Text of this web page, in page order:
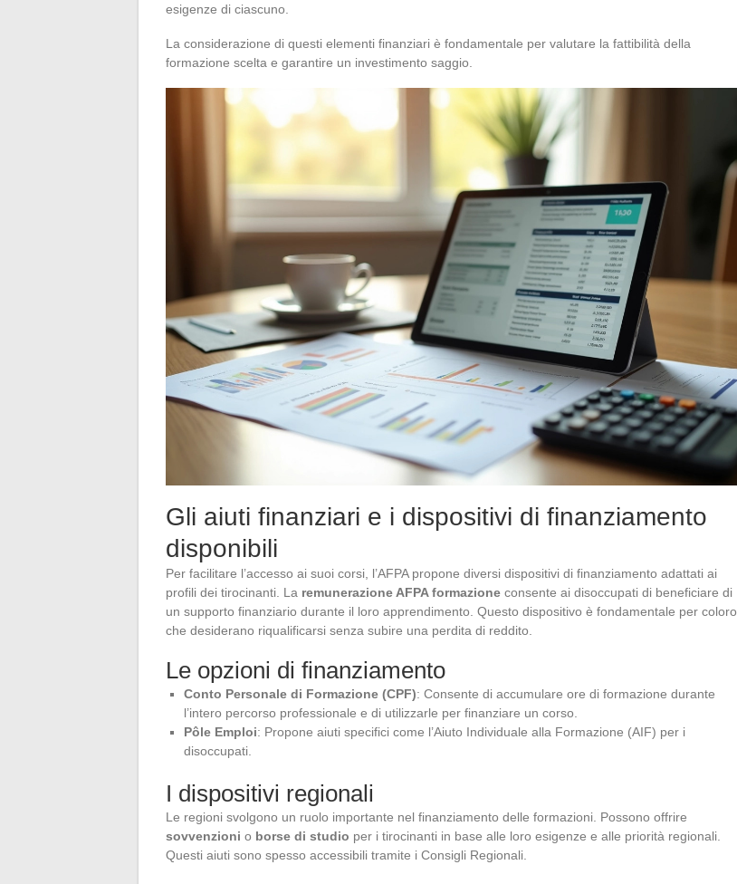
esigenze di ciascuno.
La considerazione di questi elementi finanziari è fondamentale per valutare la fattibilità della
formazione scelta e garantire un investimento saggio.
Gli aiuti finanziari e i dispositivi di finanziamento
disponibili
Per facilitare l’accesso ai suoi corsi, l’AFPA propone diversi dispositivi di finanziamento adattati ai
profili dei tirocinanti. La remunerazione AFPA formazione consente ai disoccupati di beneficiare di
un supporto finanziario durante il loro apprendimento. Questo dispositivo è fondamentale per coloro
che desiderano riqualificarsi senza subire una perdita di reddito.
Le opzioni di finanziamento
Conto Personale di Formazione (CPF): Consente di accumulare ore di formazione durante
l’intero percorso professionale e di utilizzarle per finanziare un corso.
Pôle Emploi: Propone aiuti specifici come l’Aiuto Individuale alla Formazione (AIF) per i
disoccupati.
I dispositivi regionali
Le regioni svolgono un ruolo importante nel finanziamento delle formazioni. Possono offrire
sovvenzioni o borse di studio per i tirocinanti in base alle loro esigenze e alle priorità regionali.
Questi aiuti sono spesso accessibili tramite i Consigli Regionali.